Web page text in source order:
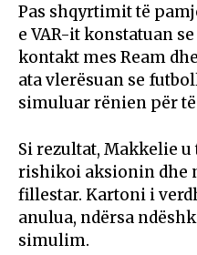
Pas shqyrtimit të
e VAR-it konstatuan
kontakt mes Ream
ata vlerësuan se
simuluar rënien për
Si rezultat, Makkelie
rishikoi aksionin dhe
fillestar. Kartoni i
anulua, ndërsa
simulim.